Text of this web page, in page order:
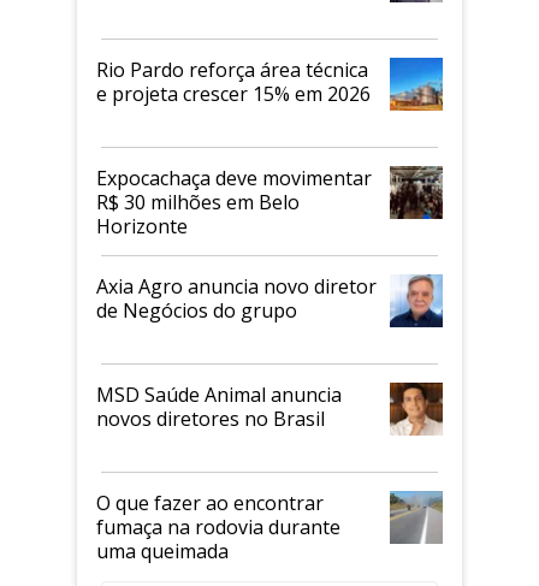
Rio Pardo reforça área técnica
e projeta crescer 15% em 2026
Expocachaça deve movimentar
R$ 30 milhões em Belo
Horizonte
Axia Agro anuncia novo diretor
de Negócios do grupo
MSD Saúde Animal anuncia
novos diretores no Brasil
O que fazer ao encontrar
fumaça na rodovia durante
uma queimada